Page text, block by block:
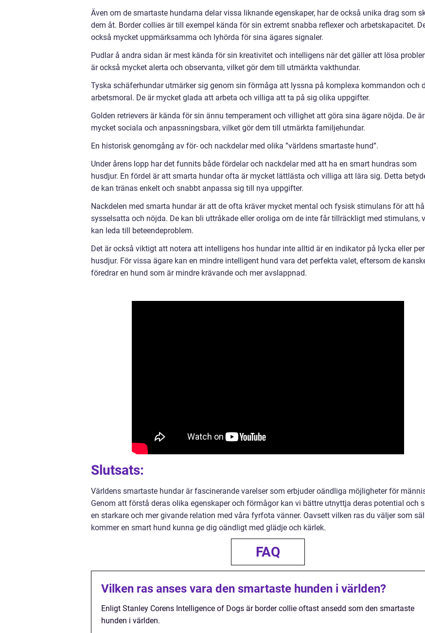
Även om de smartaste hundarna delar vissa liknande egenskaper, har de också unika drag som
dem åt. Border collies är till exempel kända för sin extremt snabba reflexer och arbetskapacitet.
också mycket uppmärksamma och lyhörda för sina ägares signaler.
Pudlar å andra sidan är mest kända för sin kreativitet och intelligens när det gäller att lösa
är också mycket alerta och observanta, vilket gör dem till utmärkta vakthundar.
Tyska schäferhundar utmärker sig genom sin förmåga att lyssna på komplexa kommandon och
arbetsmoral. De är mycket glada att arbeta och villiga att ta på sig olika uppgifter.
Golden retrievers är kända för sin ännu temperament och villighet att göra sina ägare nöjda. De
mycket sociala och anpassningsbara, vilket gör dem till utmärkta familjehundar.
En historisk genomgång av för- och nackdelar med olika ”världens smartaste hund”.
Under årens lopp har det funnits både fördelar och nackdelar med att ha en smart hundras som
husdjur. En fördel är att smarta hundar ofta är mycket lättlästa och villiga att lära sig. Detta
de kan tränas enkelt och snabbt anpassa sig till nya uppgifter.
Nackdelen med smarta hundar är att de ofta kräver mycket mental och fysisk stimulans för att
sysselsatta och nöjda. De kan bli uttråkade eller oroliga om de inte får tillräckligt med stimulans,
kan leda till beteendeproblem.
Det är också viktigt att notera att intelligens hos hundar inte alltid är en indikator på lycka eller
husdjur. För vissa ägare kan en mindre intelligent hund vara det perfekta valet, eftersom de
föredrar en hund som är mindre krävande och mer avslappnad.
Slutsats:
Världens smartaste hundar är fascinerande varelser som erbjuder oändliga möjligheter för
Genom att förstå deras olika egenskaper och förmågor kan vi bättre utnyttja deras potential och
en starkare och mer givande relation med våra fyrfota vänner. Oavsett vilken ras du väljer som
kommer en smart hund kunna ge dig oändligt med glädje och kärlek.
FAQ
Vilken ras anses vara den smartaste hunden i världen?
Enligt Stanley Corens Intelligence of Dogs är border collie oftast ansedd som den smartaste
hunden i världen.